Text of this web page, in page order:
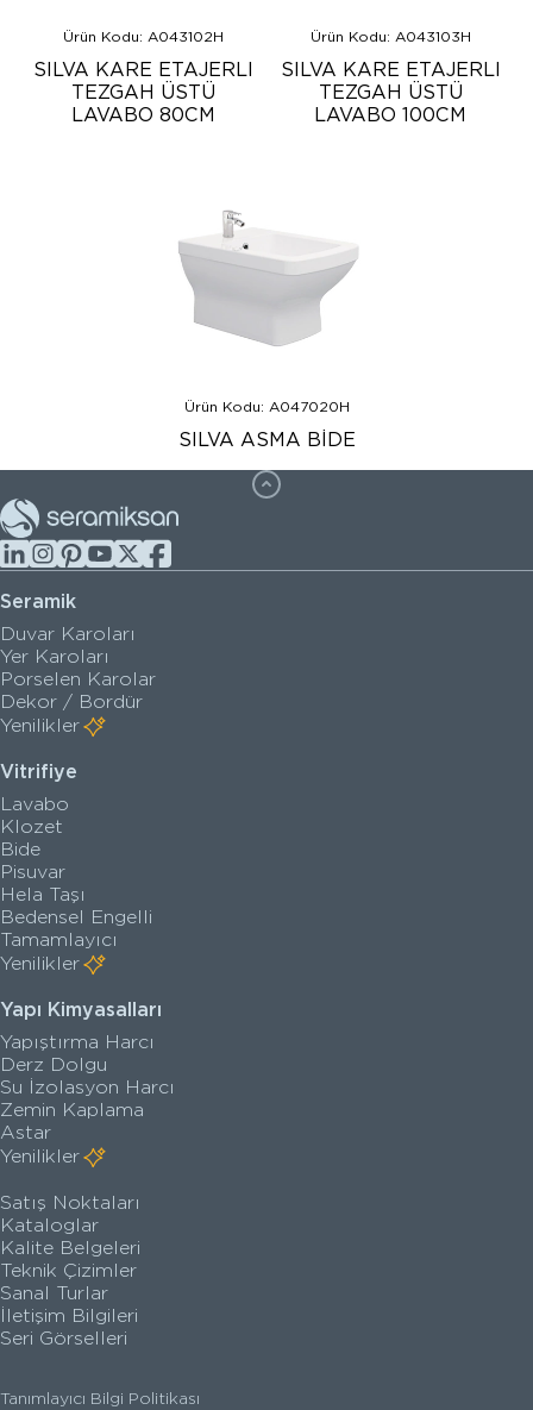
Ürün Kodu: A043102H
SILVA KARE ETAJERLI
TEZGAH ÜSTÜ
LAVABO 80CM
Ürün Kodu: A043103H
SILVA KARE ETAJERLI
TEZGAH ÜSTÜ
LAVABO 100CM
Ürün Kodu: A047020H
SILVA ASMA BİDE
Seramik
Duvar Karoları
Yer Karoları
Porselen Karolar
Dekor / Bordür
Yenilikler
Vitrifiye
Lavabo
Klozet
Bide
Pisuvar
Hela Taşı
Bedensel Engelli
Tamamlayıcı
Yenilikler
Yapı Kimyasalları
Yapıştırma Harcı
Derz Dolgu
Su İzolasyon Harcı
Zemin Kaplama
Astar
Yenilikler
Satış Noktaları
Kataloglar
Kalite Belgeleri
Teknik Çizimler
Sanal Turlar
İletişim Bilgileri
Seri Görselleri
Tanımlayıcı Bilgi Politikası